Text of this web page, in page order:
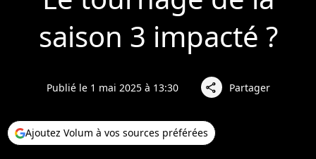
saison 3 impacté ?
Publié le 1 mai 2025 à 13:30 share Partager
Ajoutez Volum à vos sources préférées